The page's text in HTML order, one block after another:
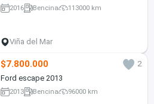
2016 Bencina 113000 km
Viña del Mar
$7.800.000
2
Ford escape 2013
2013 Bencina 96000 km